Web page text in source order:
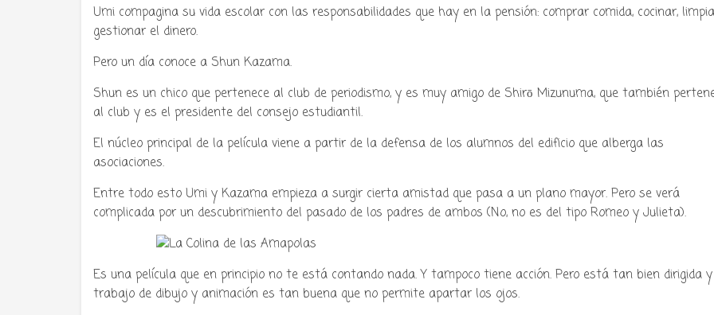
Umi compagina su vida escolar con las responsabilidades que hay en la pensión: comprar comida, cocinar,
gestionar el dinero.
Pero un día conoce a Shun Kazama.
Shun es un chico que pertenece al club de periodismo, y es muy amigo de Shirō Mizunuma, que también
al club y es el presidente del consejo estudiantil.
El núcleo principal de la película viene a partir de la defensa de los alumnos del edificio que alberga las
asociaciones.
Entre todo esto Umi y Kazama empieza a surgir cierta amistad que pasa a un plano mayor. Pero se verá
complicada por un descubrimiento del pasado de los padres de ambos (No, no es del tipo Romeo y Julieta).
Es una película que en principio no te está contando nada. Y tampoco tiene acción. Pero está tan bien dirigida
trabajo de dibujo y animación es tan buena que no permite apartar los ojos.